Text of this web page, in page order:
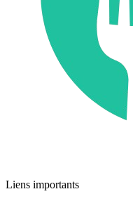
Liens importants